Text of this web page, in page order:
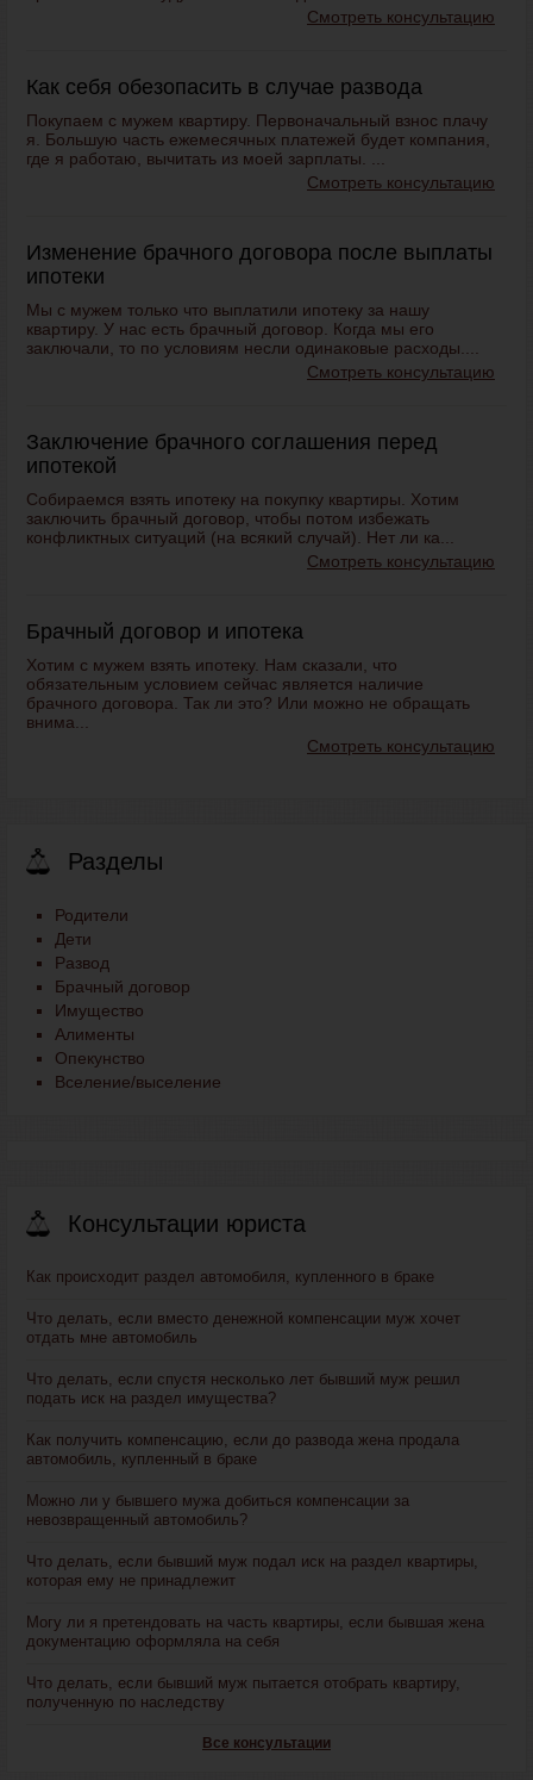
Смотреть консультацию
Как себя обезопасить в случае развода
Покупаем с мужем квартиру. Первоначальный взнос плачу
я. Большую часть ежемесячных платежей будет компания,
где я работаю, вычитать из моей зарплаты. ...
Смотреть консультацию
Изменение брачного договора после выплаты
ипотеки
Мы с мужем только что выплатили ипотеку за нашу
квартиру. У нас есть брачный договор. Когда мы его
заключали, то по условиям несли одинаковые расходы....
Смотреть консультацию
Заключение брачного соглашения перед
ипотекой
Собираемся взять ипотеку на покупку квартиры. Хотим
заключить брачный договор, чтобы потом избежать
конфликтных ситуаций (на всякий случай). Нет ли ка...
Смотреть консультацию
Брачный договор и ипотека
Хотим с мужем взять ипотеку. Нам сказали, что
обязательным условием сейчас является наличие
брачного договора. Так ли это? Или можно не обращать
внима...
Смотреть консультацию
Разделы
Родители
Дети
Развод
Брачный договор
Имущество
Алименты
Опекунство
Вселение/выселение
Консультации юриста
Как происходит раздел автомобиля, купленного в браке
Что делать, если вместо денежной компенсации муж хочет
отдать мне автомобиль
Что делать, если спустя несколько лет бывший муж решил
подать иск на раздел имущества?
Как получить компенсацию, если до развода жена продала
автомобиль, купленный в браке
Можно ли у бывшего мужа добиться компенсации за
невозвращенный автомобиль?
Что делать, если бывший муж подал иск на раздел квартиры,
которая ему не принадлежит
Могу ли я претендовать на часть квартиры, если бывшая жена
документацию оформляла на себя
Что делать, если бывший муж пытается отобрать квартиру,
полученную по наследству
Все консультации